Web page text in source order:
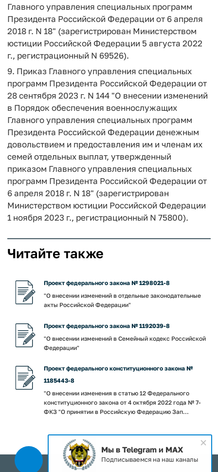
Главного управления специальных программ
Президента Российской Федерации от 6 апреля
2018 г. N 18" (зарегистрирован Министерством
юстиции Российской Федерации 5 августа 2022
г., регистрационный N 69526).
9. Приказ Главного управления специальных
программ Президента Российской Федерации от
28 сентября 2023 г. N 144 "О внесении изменений
в Порядок обеспечения военнослужащих
Главного управления специальных программ
Президента Российской Федерации денежным
довольствием и предоставления им и членам их
семей отдельных выплат, утвержденный
приказом Главного управления специальных
программ Президента Российской Федерации от
6 апреля 2018 г. N 18" (зарегистрирован
Министерством юстиции Российской Федерации
1 ноября 2023 г., регистрационный N 75800).
Читайте также
Проект федерального закона № 1298021-8
"О внесении изменений в отдельные законодательные
акты Российской Федерации"
Проект федерального закона № 1192039-8
"О внесении изменений в Семейный кодекс Российской
Федерации"
Проект федерального конституционного закона №
1185443-8
"О внесении изменения в статью 12 Федерального
конституционного закона от 4 октября 2022 года № 7-
ФКЗ "О принятии в Российскую Федерацию Зап...
Мы в Telegram и MAX
Подписываемся на наш каналы